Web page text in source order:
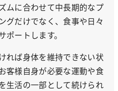
ムに合わせて中長期的なプ
グだけでなく、食事や日々
ートします。
れば身体を維持できない状
客様自身が必要な運動や食
生活の一部として続けられ